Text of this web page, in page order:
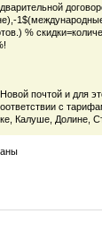
%
почтой и для
с
Калуше, Долине,